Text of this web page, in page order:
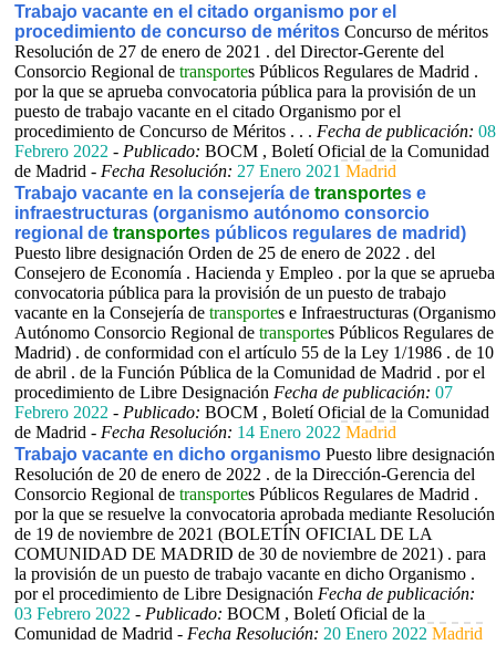
Trabajo vacante en el citado organismo por el
procedimiento de concurso de méritos Concurso de méritos
Resolución de 27 de enero de 2021 . del Director-Gerente del
Consorcio Regional de transportes Públicos Regulares de Madrid .
por la que se aprueba convocatoria pública para la provisión de un
puesto de trabajo vacante en el citado Organismo por el
procedimiento de Concurso de Méritos . . . Fecha de publicación: 08
Febrero 2022 - Publicado: BOCM , Boletí Oficial de la Comunidad
de Madrid - Fecha Resolución: 27 Enero 2021 Madrid
Trabajo vacante en la consejería de transportes e
infraestructuras (organismo autónomo consorcio
regional de transportes públicos regulares de madrid)
Puesto libre designación Orden de 25 de enero de 2022 . del
Consejero de Economía . Hacienda y Empleo . por la que se aprueba
convocatoria pública para la provisión de un puesto de trabajo
vacante en la Consejería de transportes e Infraestructuras (Organismo
Autónomo Consorcio Regional de transportes Públicos Regulares de
Madrid) . de conformidad con el artículo 55 de la Ley 1/1986 . de 10
de abril . de la Función Pública de la Comunidad de Madrid . por el
procedimiento de Libre Designación Fecha de publicación: 07
Febrero 2022 - Publicado: BOCM , Boletí Oficial de la Comunidad
de Madrid - Fecha Resolución: 14 Enero 2022 Madrid
Trabajo vacante en dicho organismo Puesto libre designación
Resolución de 20 de enero de 2022 . de la Dirección-Gerencia del
Consorcio Regional de transportes Públicos Regulares de Madrid .
por la que se resuelve la convocatoria aprobada mediante Resolución
de 19 de noviembre de 2021 (BOLETÍN OFICIAL DE LA
COMUNIDAD DE MADRID de 30 de noviembre de 2021) . para
la provisión de un puesto de trabajo vacante en dicho Organismo .
por el procedimiento de Libre Designación Fecha de publicación:
03 Febrero 2022 - Publicado: BOCM , Boletí Oficial de la
Comunidad de Madrid - Fecha Resolución: 20 Enero 2022 Madrid